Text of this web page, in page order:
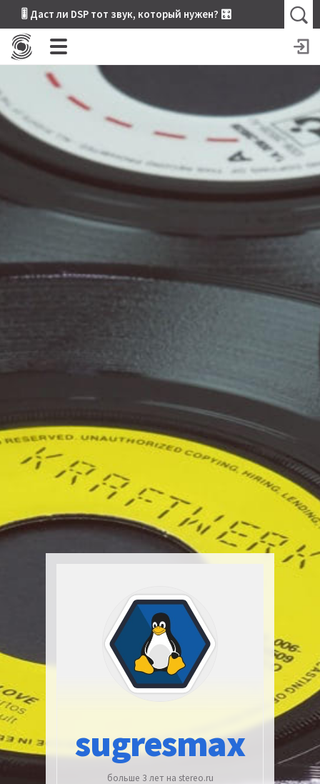
🎚 Даст ли DSP тот звук, который нужен? 🎛
sugresmax
больше 3 лет на stereo.ru